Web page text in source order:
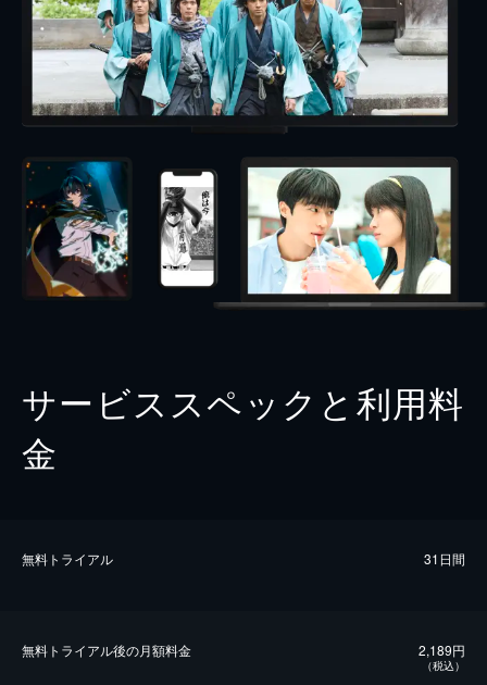
サービススペックと利用料
金
無料トライアル 31日間
無料トライアル後の⽉額料金 2,189円
（税込）